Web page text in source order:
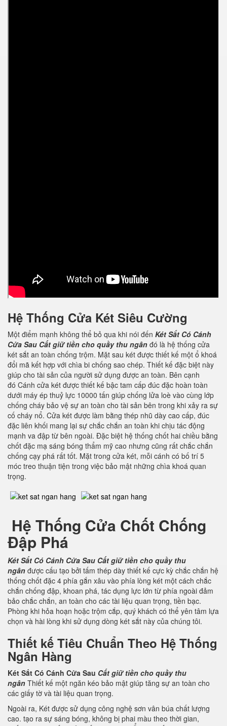
Hệ Thống Cửa Két Siêu Cường
Một điểm mạnh không thể bỏ qua khi nói đến Két Sắt Có Cánh
Cửa Sau Cất giữ tiền cho quầy thu ngân đó là hệ thống cửa
két sắt an toàn chống trộm. Mặt sau két được thiết kế một ổ khoá
đổi mã kết hợp với chìa bi chống sao chép. Thiết kế đặc biệt này
giúp cho tài sản của người sử dụng được an toàn. Bên cạnh
đó Cánh cửa két được thiết kế bậc tam cấp đúc đặc hoàn toàn
dưới máy ép thuỷ lực 10000 tấn giúp chống lửa loè vào cùng lớp
chống cháy bảo vệ sự an toàn cho tài sản bên trong khi xảy ra sự
cố cháy nổ. Cửa két được làm bằng thép nhũ dày cao cấp, đúc
đặc liên khối mang lại sự chắc chắn an toàn khi chịu tác động
mạnh va đập từ bên ngoài. Đặc biệt hệ thống chốt hai chiều bằng
chốt đặc mạ sáng bóng thẩm mỹ cao nhưng cũng rất chắc chắn
chống cạy phá rất tốt. Mặt trong cửa két, mỗi cánh có bố trí 5
móc treo thuận tiện trong việc bảo mật những chìa khoá quan
trọng.
Hệ Thống Cửa Chốt Chống
Đập Phá
Két Sắt Có Cánh Cửa Sau Cất giữ tiền cho quầy thu
ngân được cấu tạo bởi tấm thép dày thiết kế cực kỳ chắc chắn hệ
thống chốt đặc 4 phía gắn xâu vào phía lòng két một cách chắc
chắn chống đập, khoan phá, tác dụng lực lớn từ phía ngoài đảm
bảo chắc chắn, an toàn cho các tài liệu quan trọng, tiền bạc.
Phòng khi hỏa hoạn hoặc trộm cắp, quý khách có thể yên tâm lựa
chọn và hài lòng khi sử dụng dòng két sắt này của chúng tôi.
Thiết kế Tiêu Chuẩn Theo Hệ Thống
Ngân Hàng
Két Sắt Có Cánh Cửa Sau Cất giữ tiền cho quầy thu
ngân Thiết kế một ngăn kéo bảo mật giúp tăng sự an toàn cho
các giấy tờ và tài liệu quan trọng.
Ngoài ra, Két được sử dụng công nghệ sơn vân búa chất lượng
cao. tạo ra sự sáng bóng, không bị phai màu theo thời gian,